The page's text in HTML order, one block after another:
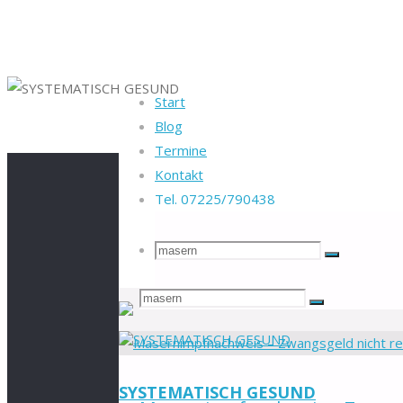
Start
Blog
Termine
Kontakt
Tel. 07225/790438
Suche
Suchen
Suche
SYSTEMATISCH GESUND
Startseite
Search results for "masern"
Suchergebnisse
Suchen
Suche